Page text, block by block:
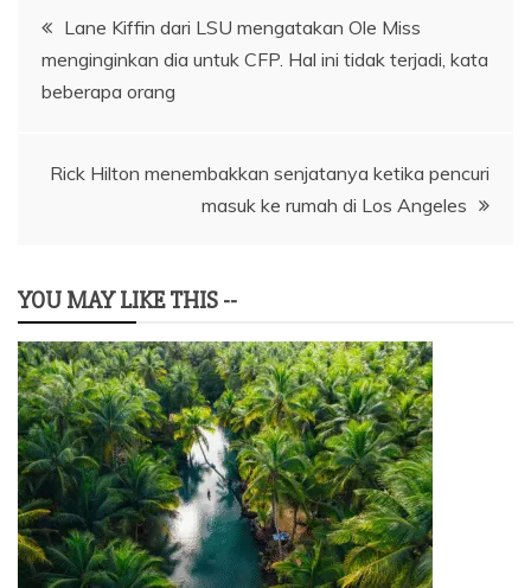
Navigasi
pos
Lane Kiffin dari LSU mengatakan Ole Miss
menginginkan dia untuk CFP. Hal ini tidak terjadi, kata
beberapa orang
Rick Hilton menembakkan senjatanya ketika pencuri
masuk ke rumah di Los Angeles
YOU MAY LIKE THIS --